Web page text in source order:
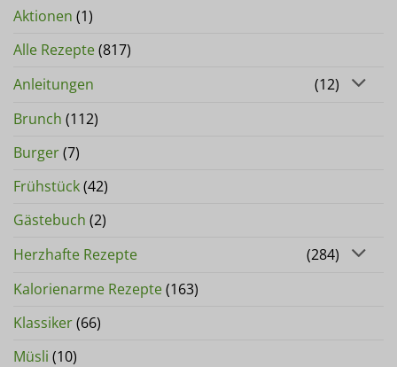
Aktionen (1)
Alle Rezepte(817)
Anleitungen
(12)
Brunch (112)
Burger(7)
Frühstück(42)
Gästebuch (2)
Herzhafte Rezepte
(284)
Kalorienarme Rezepte(163)
Klassiker(66)
Müsli (10)